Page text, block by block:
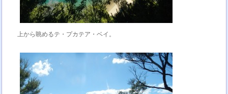
上から眺めるテ・プカテア・ベイ。